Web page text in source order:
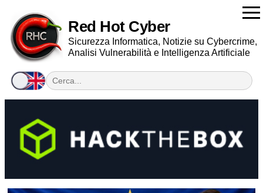
Red Hot Cyber
Sicurezza Informatica, Notizie su Cybercrime,
Analisi Vulnerabilità e Intelligenza Artificiale